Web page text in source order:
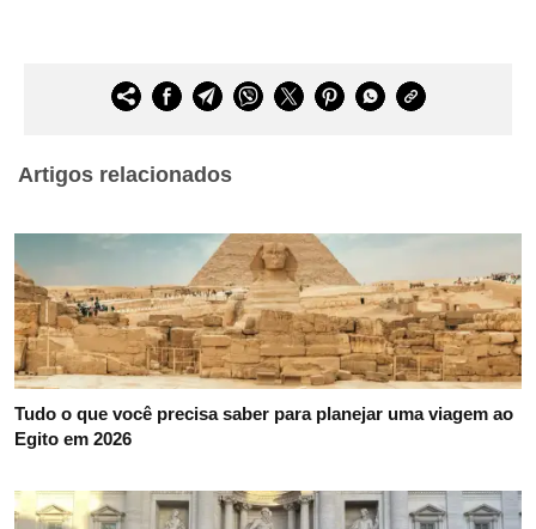
Artigos relacionados
Tudo o que você precisa saber para planejar uma viagem ao
Egito em 2026